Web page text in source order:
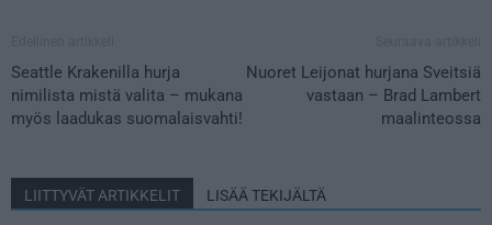
Seattle Krakenilla hurja
nimilista mistä valita – mukana
myös laadukas suomalaisvahti!
Nuoret Leijonat hurjana Sveitsiä
vastaan – Brad Lambert
maalinteossa
LIITTYVÄT ARTIKKELIT LISÄÄ TEKIJÄLTÄ